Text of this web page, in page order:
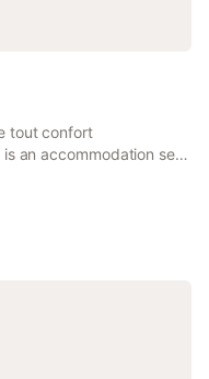
tout confort
an accommodation set
de Toulon and 30 km